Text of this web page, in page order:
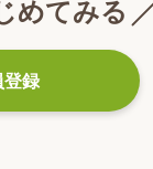
めてみる
録